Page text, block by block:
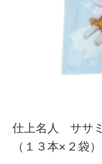
仕上名人 ササ
（１３本×２袋）